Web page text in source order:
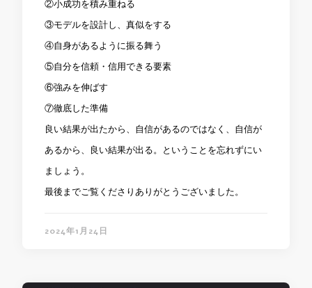
②小成功を積み重ねる
③モデルを設計し、真似をする
④自身があるように振る舞う
⑤自分を信頼・信用できる要素
⑥強みを伸ばす
⑦徹底した準備
良い結果が出たから、自信があるのではなく、自信が
あるから、良い結果が出る。ということを忘れずにい
ましょう。
最後までご覧くださりありがとうございました。
2024年1月24日